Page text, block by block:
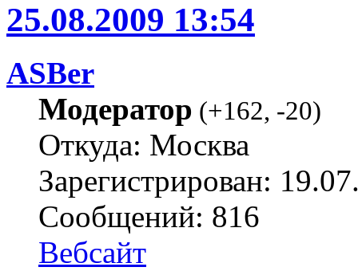
25.08.2009 13:54
ASBer
Модератор (+162, -20)
Откуда: Москва
Зарегистрирован:
Сообщений: 816
Вебсайт